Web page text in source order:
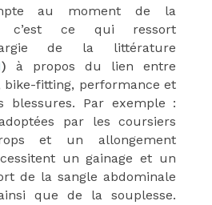
au moment de la
c’est ce qui ressort
de la littérature
) à propos du lien entre
bike-fitting, performance et
blessures. Par exemple :
par les coursiers
et un allongement
un gainage et un
de la sangle abdominale
que de la souplesse.